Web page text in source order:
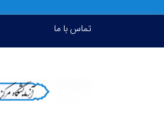
تماس با ما